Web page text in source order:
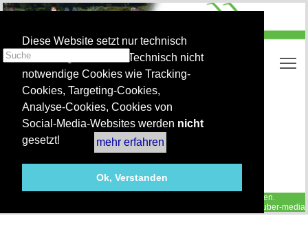
Diese Website setzt nur technisch
notwendige Cookies. Technisch nicht
notwendige Cookies wie Tracking-
Cookies, Targeting-Cookies,
Analyse-Cookies, Cookies von
Social-Media-Websites werden nicht
gesetzt!
mehr erfahren
Ok, Verstanden
Regattatermine 2026
Regattatermine 2025
© 2026 Tandemsurfing - Herzlich willkommen. Alle Rechte vorbehalten.
CMS / neuber-media